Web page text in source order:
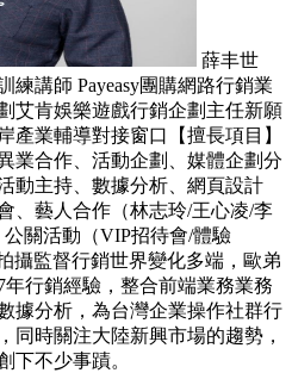
薛丰世
練講師 Payeasy團購網路行銷業
艾肯娛樂遊戲行銷企劃主任新願
產業輔導對接窗口【擅長項目】
業合作、活動企劃、媒體企劃分
動主持、數據分析、網頁設計
、藝人合作（林志玲/王心凌/李
關活動（VIP招待會/體驗
攝監督行銷世界變化多端，歐弟
行銷經驗，整合前端業務業務
據分析，為台灣企業操作社群行
同時關注大陸新興市場的趨勢，
下不少事蹟。